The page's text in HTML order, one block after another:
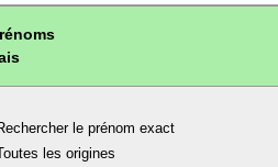
le prénom exact
les origines